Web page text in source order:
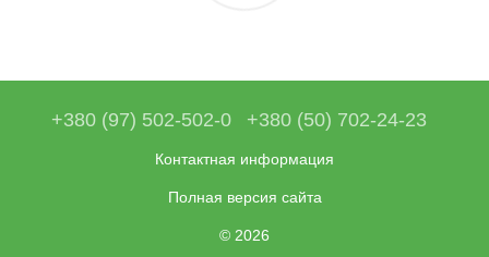
+380 (97) 502-502-0 +380 (50) 702-24-23
Контактная информация
Полная версия сайта
© 2026